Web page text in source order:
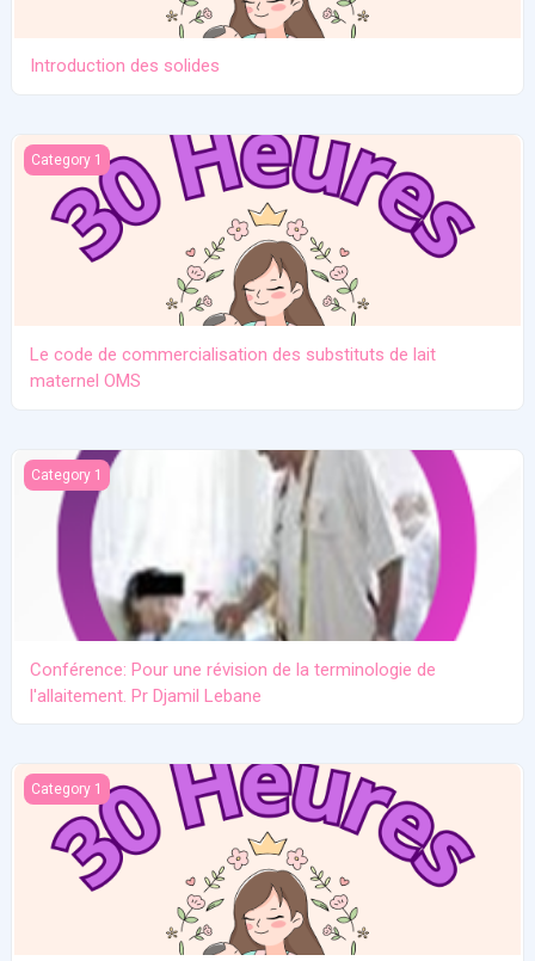
Introduction des solides
Le code de commercialisation des substituts de lait maternel
Category 1
Le code de commercialisation des substituts de lait
maternel OMS
Conférence: Pour une révision de la terminologie de l'allaitement.
Category 1
Conférence: Pour une révision de la terminologie de
l'allaitement. Pr Djamil Lebane
Les problèmes communs en allaitement maternel
Category 1